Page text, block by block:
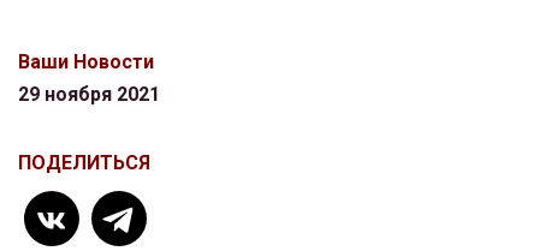
Ваши Новости
29 ноября 2021
ПОДЕЛИТЬСЯ